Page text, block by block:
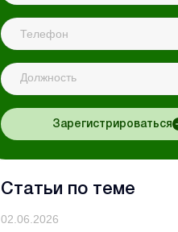
Должность
Зарегистрироваться
Статьи по теме
02.06.2026